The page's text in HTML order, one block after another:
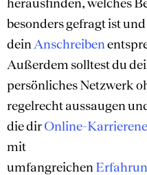
besonders gefragt ist und
dein Anschreiben
Außerdem solltest du
persönliches Netzwerk
regelrecht aussaugen
die dirOnline-
mit
umfangreichen